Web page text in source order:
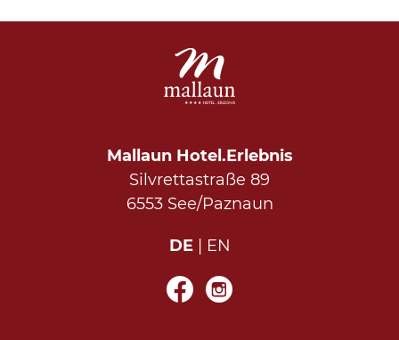
Mallaun Hotel.Erlebnis
Silvrettastraße 89
6553 See/Paznaun
DE EN